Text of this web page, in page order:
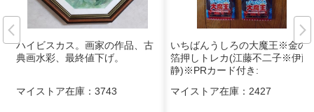
ハイビスカス。画家の作品、古
典画水彩、最終値下げ。
マイストア在庫： 3743
いちばんうしろの大魔王※金の
箔押しトレカ(江藤不二子※伊藤
静)※PRカード付き:
マイストア在庫： 2427